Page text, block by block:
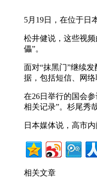
5月19日，在位于日
松井健说，这些视
儡”。
面对“抹黑门”继续
据，包括短信、网络
在26日举行的国会
相关记录”。杉尾秀
日本媒体说，高市
相关文章